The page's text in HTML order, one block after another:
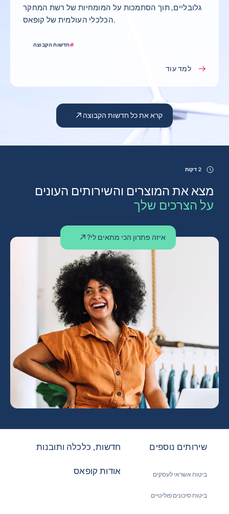
קרא את כל חדשות הקבוצה
גלובליים, תוך הסתמכות על המומחיות של רשת המחקר
הכלכלי העולמית של קופאס.
#חדשות הקבוצה
למד עוד
מצא את המוצרים והשירותים העונים
על הצרכים שלך
2 דקות
איזה פתרון הכי מתאים לי?
שירותים נוספים
ביטוח אשראי לעסקים
ביטוח סיכונים פוליטיים
חדשות, כלכלה ותובנות
אודות קופאס